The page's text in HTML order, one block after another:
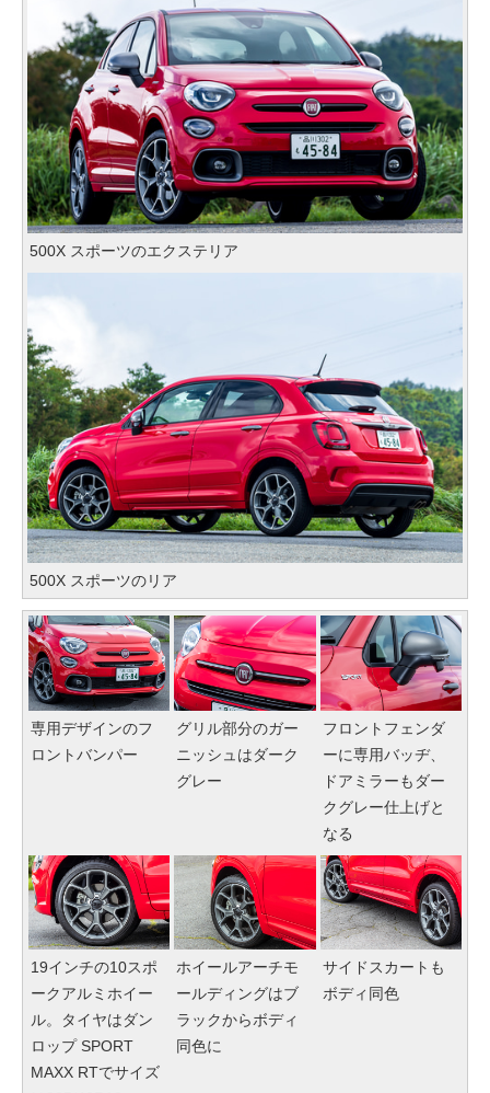
500X スポーツのエクステリア
500X スポーツのリア
専用デザインのフ
ロントバンパー
グリル部分のガー
ニッシュはダーク
グレー
フロントフェンダ
ーに専用バッヂ、
ドアミラーもダー
クグレー仕上げと
なる
19インチの10スポ
ークアルミホイー
ル。タイヤはダン
ロップ SPORT
MAXX RTでサイズ
ホイールアーチモ
ールディングはブ
ラックからボディ
同色に
サイドスカートも
ボディ同色